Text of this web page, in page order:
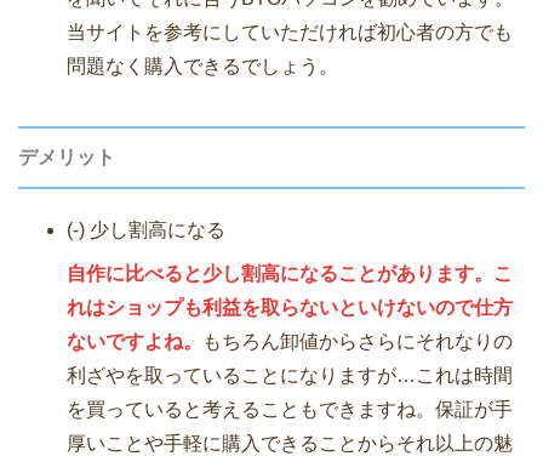
当サイトを参考にしていただければ初心者の方でも
問題なく購入できるでしょう。
デメリット
(-) 少し割高になる
自作に比べると少し割高になることがあります。こ
れはショップも利益を取らないといけないので仕方
ないですよね。
もちろん卸値からさらにそれなりの
利ざやを取っていることになりますが…これは時間
を買っていると考えることもできますね。保証が手
厚いことや手軽に購入できることからそれ以上の魅